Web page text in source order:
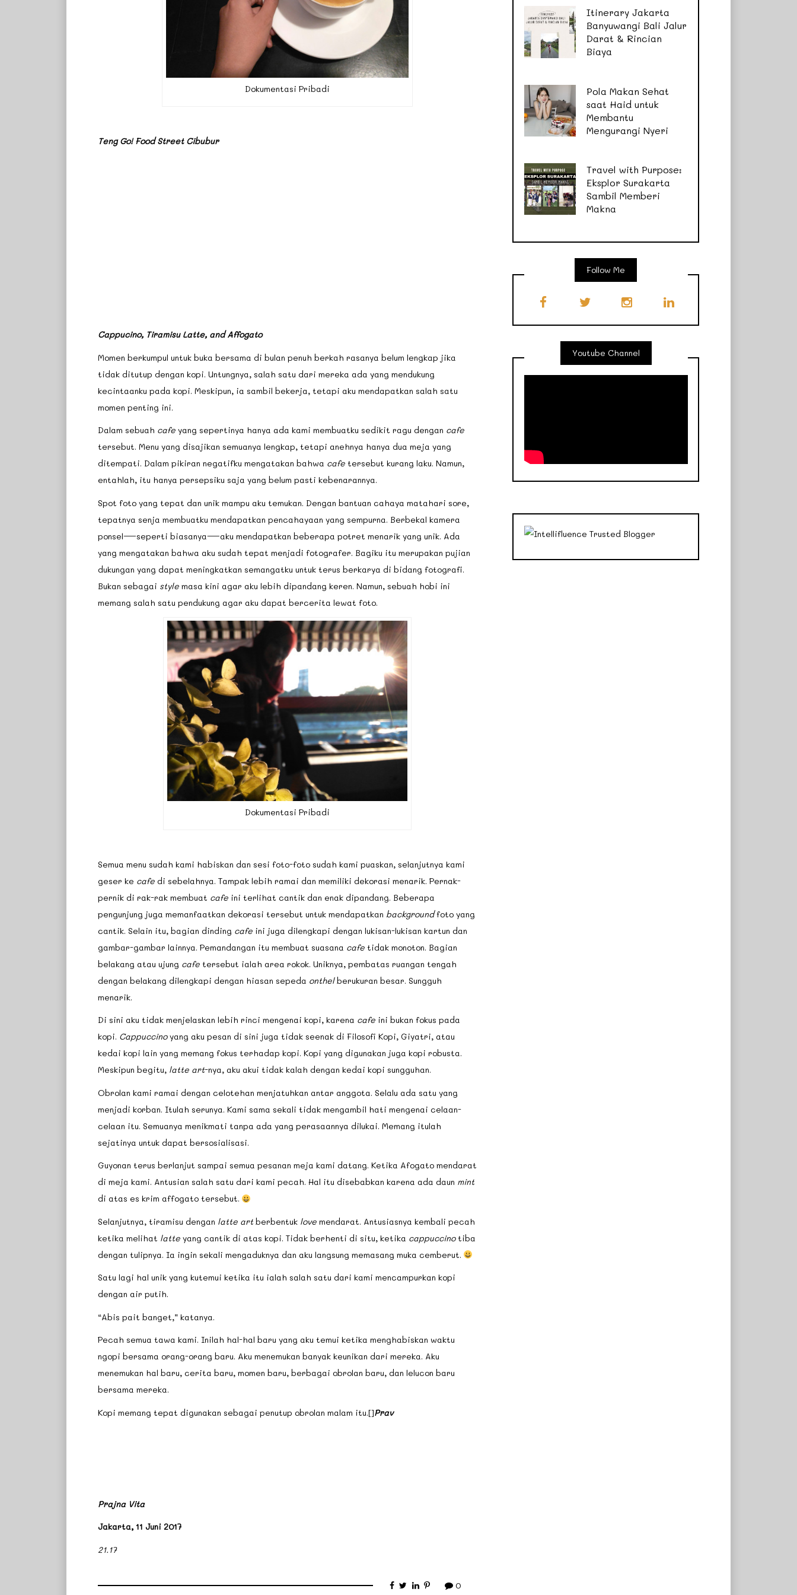
Dokumentasi Pribadi
Teng Go! Food Street Cibubur
Cappucino, Tiramisu Latte, and Affogato
Momen berkumpul untuk buka bersama di bulan penuh berkah rasanya belum lengkap jika
tidak ditutup dengan kopi. Untungnya, salah satu dari mereka ada yang mendukung
kecintaanku pada kopi. Meskipun, ia sambil bekerja, tetapi aku mendapatkan salah satu
momen penting ini.
Dalam sebuah cafeyang sepertinya hanya ada kami membuatku sedikit ragu dengan cafe
tersebut. Menu yang disajikan semuanya lengkap, tetapi anehnya hanya dua meja yang
ditempati. Dalam pikiran negatifku mengatakan bahwa cafetersebut kurang laku. Namun,
entahlah, itu hanya persepsiku saja yang belum pasti kebenarannya.
Spot foto yang tepat dan unik mampu aku temukan. Dengan bantuan cahaya matahari sore,
tepatnya senja membuatku mendapatkan pencahayaan yang sempurna. Berbekal kamera
ponsel—seperti biasanya—aku mendapatkan beberapa potret menarik yang unik. Ada
yang mengatakan bahwa aku sudah tepat menjadi fotografer. Bagiku itu merupakan pujian
dukungan yang dapat meningkatkan semangatku untuk terus berkarya di bidang fotografi.
Bukan sebagai stylemasa kini agar aku lebih dipandang keren. Namun, sebuah hobi ini
memang salah satu pendukung agar aku dapat bercerita lewat foto.
Dokumentasi Pribadi
Semua menu sudah kami habiskan dan sesi foto-foto sudah kami puaskan, selanjutnya kami
geser ke cafedi sebelahnya. Tampak lebih ramai dan memiliki dekorasi menarik. Pernak-
pernik di rak-rak membuat cafeini terlihat cantik dan enak dipandang. Beberapa
pengunjung juga memanfaatkan dekorasi tersebut untuk mendapatkan backgroundfoto yang
cantik. Selain itu, bagian dinding cafeini juga dilengkapi dengan lukisan-lukisan kartun dan
gambar-gambar lainnya. Pemandangan itu membuat suasana cafetidak monoton. Bagian
belakang atau ujung cafetersebut ialah area rokok. Uniknya, pembatas ruangan tengah
dengan belakang dilengkapi dengan hiasan sepeda onthelberukuran besar. Sungguh
menarik.
Di sini aku tidak menjelaskan lebih rinci mengenai kopi, karena cafeini bukan fokus pada
kopi. Cappuccinoyang aku pesan di sini juga tidak seenak di Filosofi Kopi, Giyatri, atau
kedai kopi lain yang memang fokus terhadap kopi. Kopi yang digunakan juga kopi robusta.
Meskipun begitu, latte art-nya, aku akui tidak kalah dengan kedai kopi sungguhan.
Obrolan kami ramai dengan celotehan menjatuhkan antar anggota. Selalu ada satu yang
menjadi korban. Itulah serunya. Kami sama sekali tidak mengambil hati mengenai celaan-
celaan itu. Semuanya menikmati tanpa ada yang perasaannya dilukai. Memang itulah
sejatinya untuk dapat bersosialisasi.
Guyonan terus berlanjut sampai semua pesanan meja kami datang. Ketika Afogato mendarat
di meja kami. Antusian salah satu dari kami pecah. Hal itu disebabkan karena ada daun mint
di atas es krim affogato tersebut.
Selanjutnya, tiramisu dengan latte artberbentuk lovemendarat. Antusiasnya kembali pecah
ketika melihat latteyang cantik di atas kopi. Tidak berhenti di situ, ketika cappuccinotiba
dengan tulipnya. Ia ingin sekali mengaduknya dan aku langsung memasang muka cemberut.
Satu lagi hal unik yang kutemui ketika itu ialah salah satu dari kami mencampurkan kopi
dengan air putih.
“Abis pait banget,” katanya.
Pecah semua tawa kami. Inilah hal-hal baru yang aku temui ketika menghabiskan waktu
ngopi bersama orang-orang baru. Aku menemukan banyak keunikan dari mereka. Aku
menemukan hal baru, cerita baru, momen baru, berbagai obrolan baru, dan lelucon baru
bersama mereka.
Kopi memang tepat digunakan sebagai penutup obrolan malam itu.[]Prav
Prajna Vita
Jakarta, 11 Juni 2017
21.17
0
Itinerary Jakarta
Banyuwangi Bali Jalur
Darat & Rincian
Biaya
Pola Makan Sehat
saat Haid untuk
Membantu
Mengurangi Nyeri
Travel with Purpose:
Eksplor Surakarta
Sambil Memberi
Makna
Follow Me
Youtube Channel